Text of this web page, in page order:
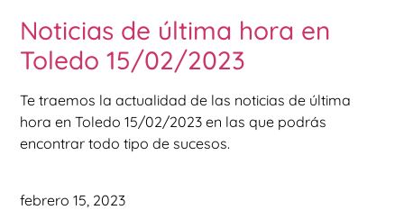
Noticias de última hora en
Toledo 15/02/2023
Te traemos la actualidad de las noticias de última
hora en Toledo 15/02/2023 en las que podrás
encontrar todo tipo de sucesos.
febrero 15, 2023